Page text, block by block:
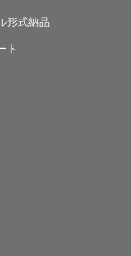
形式納品
ト